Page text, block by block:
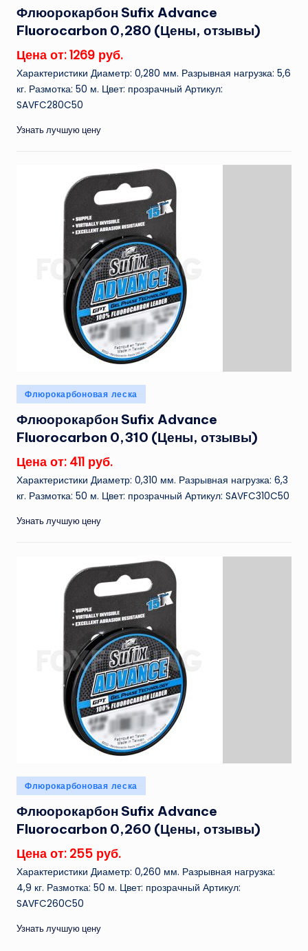
Флюорокарбон Sufix Advance
Fluorocarbon 0,280 (Цены, отзывы)
Цена от: 1269 руб.
Характеристики Диаметр: 0,280 мм. Разрывная нагрузка: 5,6
кг. Размотка: 50 м. Цвет: прозрачный Артикул:
SAVFC280C50
Узнать лучшую цену
Опубликовано
в
Флюрокарбоновая леска
Флюорокарбон Sufix Advance
Fluorocarbon 0,310 (Цены, отзывы)
Цена от: 411 руб.
Характеристики Диаметр: 0,310 мм. Разрывная нагрузка: 6,3
кг. Размотка: 50 м. Цвет: прозрачный Артикул: SAVFC310C50
Узнать лучшую цену
Опубликовано
в
Флюрокарбоновая леска
Флюорокарбон Sufix Advance
Fluorocarbon 0,260 (Цены, отзывы)
Цена от: 255 руб.
Характеристики Диаметр: 0,260 мм. Разрывная нагрузка:
4,9 кг. Размотка: 50 м. Цвет: прозрачный Артикул:
SAVFC260C50
Узнать лучшую цену